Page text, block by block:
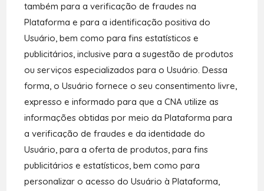
também para a verificação de fraudes na
Plataforma e para a identificação positiva do
Usuário, bem como para fins estatísticos e
publicitários, inclusive para a sugestão de produtos
ou serviços especializados para o Usuário. Dessa
forma, o Usuário fornece o seu consentimento livre,
expresso e informado para que a CNA utilize as
informações obtidas por meio da Plataforma para
a verificação de fraudes e da identidade do
Usuário, para a oferta de produtos, para fins
publicitários e estatísticos, bem como para
personalizar o acesso do Usuário à Plataforma,